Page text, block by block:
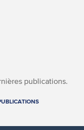
publications.